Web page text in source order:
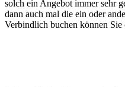
solch ein Angebot immer sehr
dann auch mal die ein oder
Verbindlich buchen können Sie